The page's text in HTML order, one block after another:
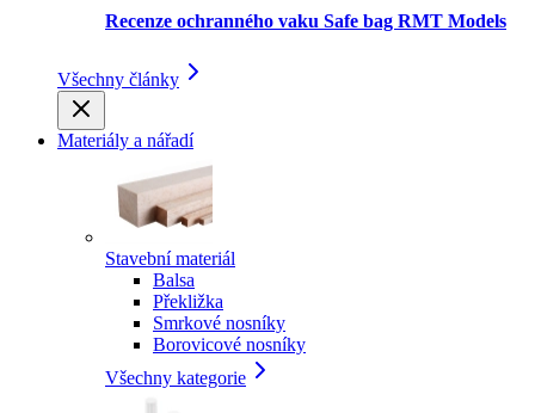
Recenze ochranného vaku Safe bag RMT Models
Všechny články
Materiály a nářadí
Stavební materiál
Balsa
Překližka
Smrkové nosníky
Borovicové nosníky
Všechny kategorie